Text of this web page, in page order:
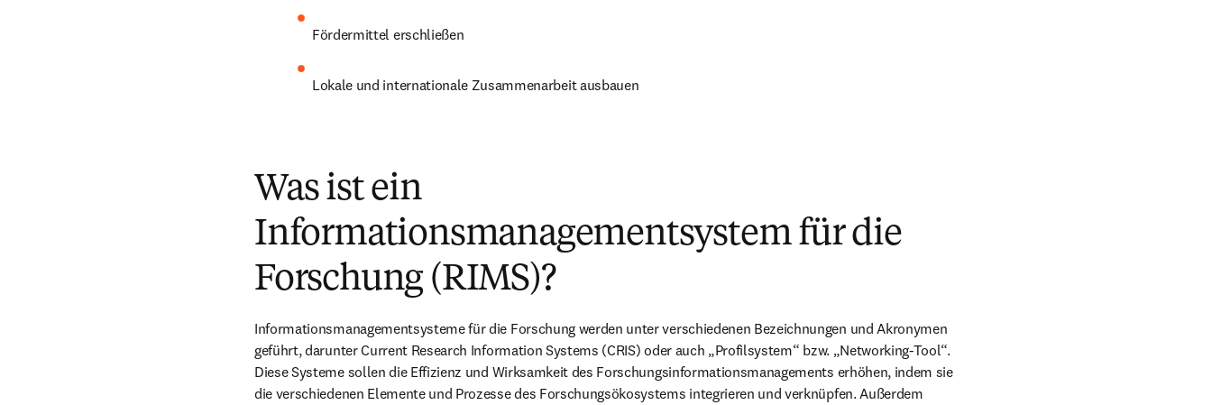
Fördermittel erschließen
Lokale und internationale Zusammenarbeit ausbauen
Was ist ein
Informationsmanagementsystem für die
Forschung (RIMS)?
Informationsmanagementsysteme für die Forschung werden unter verschiedenen Bezeichnungen und Akronymen
geführt, darunter Current Research Information Systems (CRIS) oder auch „Profilsystem“ bzw. „Networking-Tool“.
Diese Systeme sollen die Effizienz und Wirksamkeit des Forschungsinformationsmanagements erhöhen, indem sie
die verschiedenen Elemente und Prozesse des Forschungsökosystems integrieren und verknüpfen. Außerdem